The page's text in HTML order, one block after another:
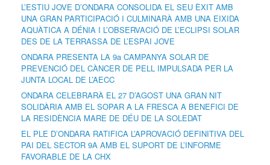
L’ESTIU JOVE D’ONDARA CONSOLIDA EL SEU ÈXIT AMB
UNA GRAN PARTICIPACIÓ I CULMINARÀ AMB UNA EIXIDA
AQUÀTICA A DÉNIA I L’OBSERVACIÓ DE L’ECLIPSI SOLAR
DES DE LA TERRASSA DE L’ESPAI JOVE
ONDARA PRESENTA LA 9a CAMPANYA SOLAR DE
PREVENCIÓ DEL CÀNCER DE PELL IMPULSADA PER LA
JUNTA LOCAL DE L’AECC
ONDARA CELEBRARÀ EL 27 D’AGOST UNA GRAN NIT
SOLIDÀRIA AMB EL SOPAR A LA FRESCA A BENEFICI DE
LA RESIDÈNCIA MARE DE DÉU DE LA SOLEDAT
EL PLE D’ONDARA RATIFICA L’APROVACIÓ DEFINITIVA DEL
PAI DEL SECTOR 9A AMB EL SUPORT DE L’INFORME
FAVORABLE DE LA CHX